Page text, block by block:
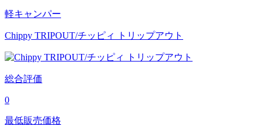
軽キャンパー
Chippy TRIPOUT/チッピィ トリップアウト
総合評価
0
最低販売価格